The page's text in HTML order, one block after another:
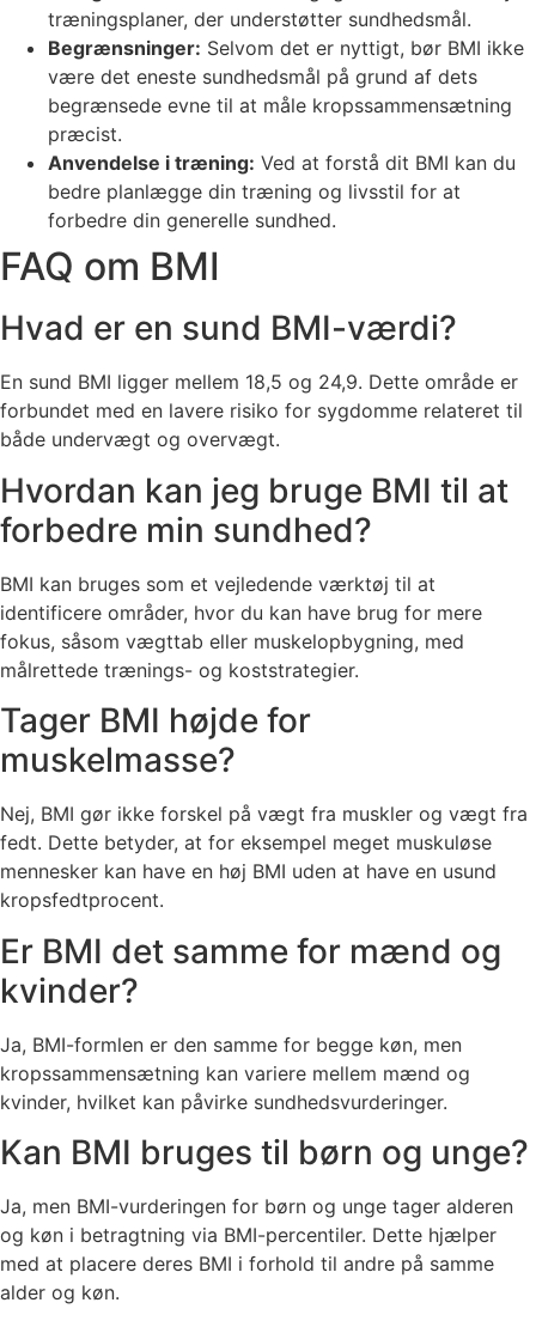
træningsplaner, der understøtter sundhedsmål.
Begrænsninger: Selvom det er nyttigt, bør BMI ikke
være det eneste sundhedsmål på grund af dets
begrænsede evne til at måle kropssammensætning
præcist.
Anvendelse i træning: Ved at forstå dit BMI kan du
bedre planlægge din træning og livsstil for at
forbedre din generelle sundhed.
FAQ om BMI
Hvad er en sund BMI-værdi?
En sund BMI ligger mellem 18,5 og 24,9. Dette område er
forbundet med en lavere risiko for sygdomme relateret til
både undervægt og overvægt.
Hvordan kan jeg bruge BMI til at
forbedre min sundhed?
BMI kan bruges som et vejledende værktøj til at
identificere områder, hvor du kan have brug for mere
fokus, såsom vægttab eller muskelopbygning, med
målrettede trænings- og koststrategier.
Tager BMI højde for
muskelmasse?
Nej, BMI gør ikke forskel på vægt fra muskler og vægt fra
fedt. Dette betyder, at for eksempel meget muskuløse
mennesker kan have en høj BMI uden at have en usund
kropsfedtprocent.
Er BMI det samme for mænd og
kvinder?
Ja, BMI-formlen er den samme for begge køn, men
kropssammensætning kan variere mellem mænd og
kvinder, hvilket kan påvirke sundhedsvurderinger.
Kan BMI bruges til børn og unge?
Ja, men BMI-vurderingen for børn og unge tager alderen
og køn i betragtning via BMI-percentiler. Dette hjælper
med at placere deres BMI i forhold til andre på samme
alder og køn.